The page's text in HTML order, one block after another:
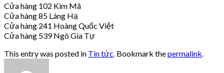
Cửa hàng 102 Kim Mã
Cửa hàng 85 Láng Hạ
Cửa hàng 241 Hoàng Quốc Việt
Cửa hàng 539 Ngô Gia Tự
This entry was posted in Tin tức. Bookmark thepermalink.